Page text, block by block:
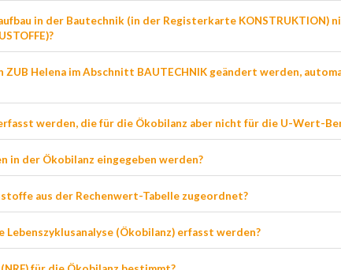
in der Bautechnik (in der Registerkarte KONSTRUKTION)
Helena im Abschnitt BAUTECHNIK geändert werden,
werden, die für die Ökobilanz aber nicht für die U-Wert-
in der Ökobilanz eingegeben werden?
aus der Rechenwert-Tabelle zugeordnet?
Lebenszyklusanalyse (Ökobilanz) erfasst werden?